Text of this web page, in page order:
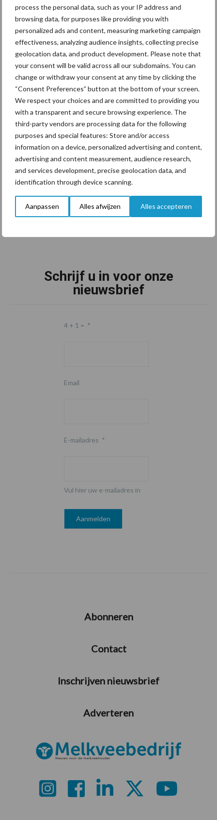
process the personal data, such as your IP address and
browsing data, for purposes like providing you with
personalized ads and content, measuring marketing campaign
effectiveness, analyzing audience insights, collecting precise
geolocation data, and product development. Please note that
your consent will be valid across all our subdomains. You can
change or withdraw your consent at any time by clicking the
“Consent Preferences” button at the bottom of your screen.
We respect your choices and are committed to providing you
with a transparent and secure browsing experience. The
third-party vendors are processing data for the following
purposes and special features: Store and/or access
information on a device, personalized advertising and content,
advertising and content measurement, audience research,
and services development, precise geolocation data, and
identification through device scanning.
Aanpassen Alles afwijzen Alles accepteren
Footer Onze brandpartners
Schrijf u in voor onze
nieuwsbrief
4 + 1 = *
Email
E-mailadres *
Vul hier uw e-mailadres in
Abonneren
Contact
Inschrijven nieuwsbrief
Adverteren